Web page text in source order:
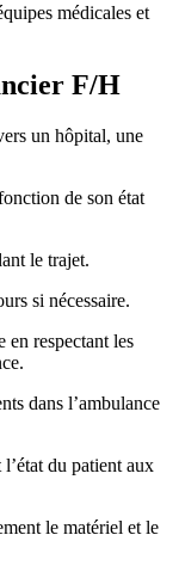
médicales et
F/H
un hôpital, une
de son état
le trajet.
si nécessaire.
en respectant les
dans l’ambulance
du patient aux
le matériel et le